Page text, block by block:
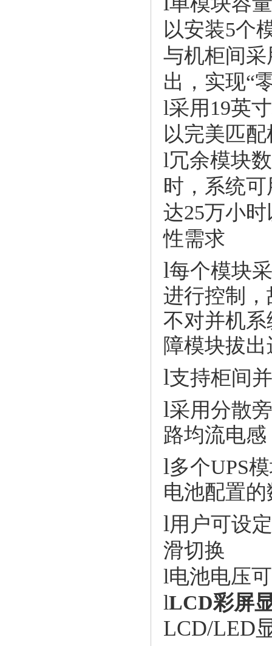
以安装5个
与机柜间
出，实现“
l采用19英
以完美匹
l冗余模块
时，系统
达25万小
性需求
l每个模块
进行控制
不对并机
障模块拔
l支持柜间
l采用分散
路均流电
l多个UPS
电池配置的
l用户可设
滑切换
l电池电压
lLCD彩屏
LCD/LED